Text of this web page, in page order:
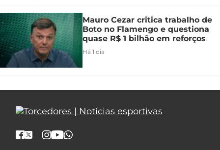
Mauro Cezar critica trabalho de
Boto no Flamengo e questiona
quase R$ 1 bilhão em reforços
Há 1 dia